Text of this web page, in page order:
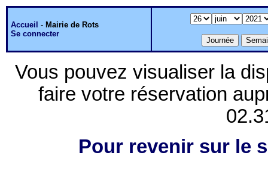
Accueil - Mairie de Rots
Se connecter
Vous pouvez visualiser la
faire votre réservation
Pour revenir sur le